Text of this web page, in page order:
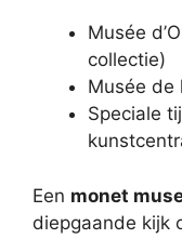
Musée
collectie)
Musée de
Speciale
Een monet
diepgaande kijk